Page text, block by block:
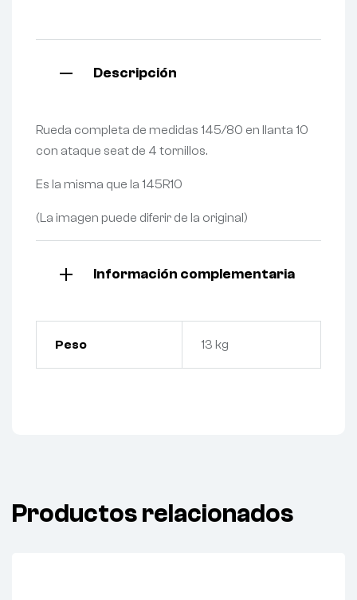
Descripción
Rueda completa de medidas 145/80 en llanta 10
con ataque seat de 4 tornillos.
Es la misma que la 145R10
(La imagen puede diferir de la original)
Información complementaria
Peso 13 kg
Productos relacionados